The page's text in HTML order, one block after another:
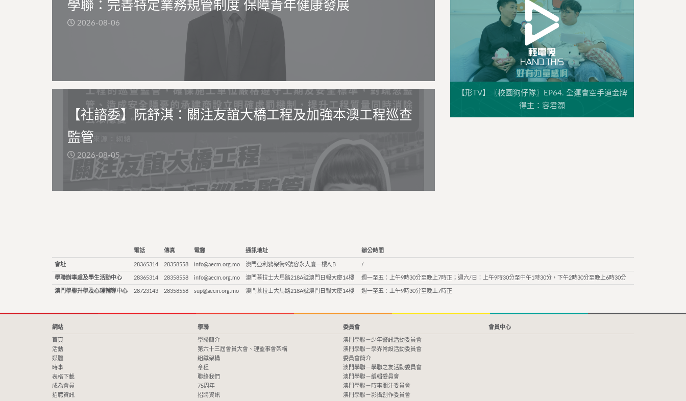
學聯：完善特定業務規管制度 保障青年健康發展
2026-08-06
【社諮委】阮舒淇：關注友誼大橋工程及加強本澳工程巡查
監管
2026-08-05
【形TV】〖校園狗仔隊〗EP64. 全運會空手道金牌
得主：容君灝
電話 傳真 電郵 通訊地址 辦公時間
會址 28365314 28358558 info@aecm.org.mo 澳門亞利鴉架街9號容永大廈一樓A,B /
學聯辦事處及學生活動中心 28365314 28358558 info@aecm.org.mo 澳門慕拉士大馬路218A號澳門日報大廈14樓 週一至五：上午9時30分至晚上7時正；週六/日：上午9時30分至中午1時30分，下午2時30分至晚上6時30分
澳門學聯升學及心理輔導中心 28723143 28358558 sup@aecm.org.mo 澳門慕拉士大馬路218A號澳門日報大廈14樓 週一至五：上午9時30分至晚上7時正
網站
首頁
活動
媒體
時事
表格下載
成為會員
招聘資訊
學聯
學聯簡介
第六十三屆會員大會、理監事會架構
組織架構
章程
聯絡我們
75周年
招聘資訊
委員會
澳門學聯－少年警訊活動委員會
澳門學聯－學界常設活動委員會
委員會簡介
澳門學聯－學聯之友活動委員會
澳門學聯－編輯委員會
澳門學聯－時事關注委員會
澳門學聯－影攝創作委員會
會員中心